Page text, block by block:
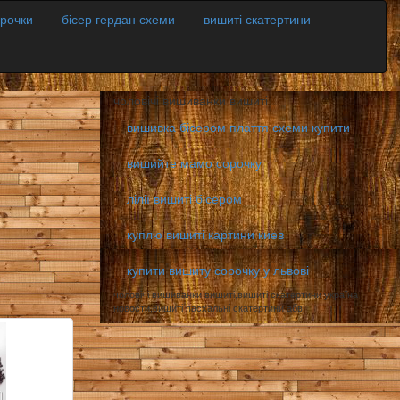
бісер гердан схеми вишиті скатертини
чоловічі вишиванки вишиті
вишивка бісером плаття схеми купити
вишийте мамо сорочку
лілії вишиті бісером
куплю вишиті картини киев
купити вишиту сорочку у львові
чоловічі вишиванки вишиті,вишиті скатертини україна
новости,вишиті пасхальні скатертини абв